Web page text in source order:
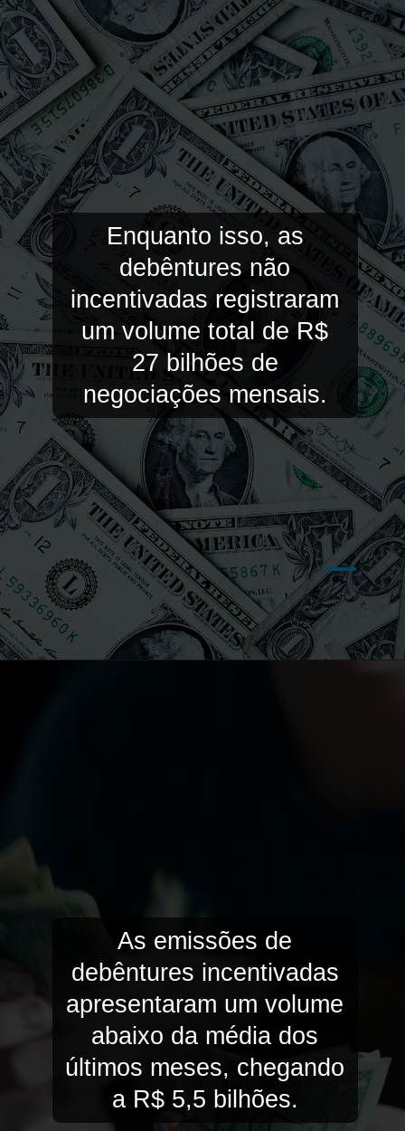
Enquanto isso, as
debêntures não
incentivadas registraram
um volume total de R$
27 bilhões de
negociações mensais.
As emissões de
debêntures incentivadas
apresentaram um volume
abaixo da média dos
últimos meses, chegando
a R$ 5,5 bilhões.